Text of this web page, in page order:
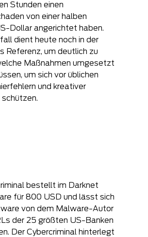
Stunden einen
von einer halben
Dollar angerichtet haben.
dient heute noch in der
Referenz, um deutlich zu
Maßnahmen umgesetzt
um sich vor üblichen
und kreativer
schützen.
bestellt im Darknet
für 800 USD und lässt sich
von dem Malware-Autor
der 25 größten US-Banken
Der Cybercriminal hinterlegt